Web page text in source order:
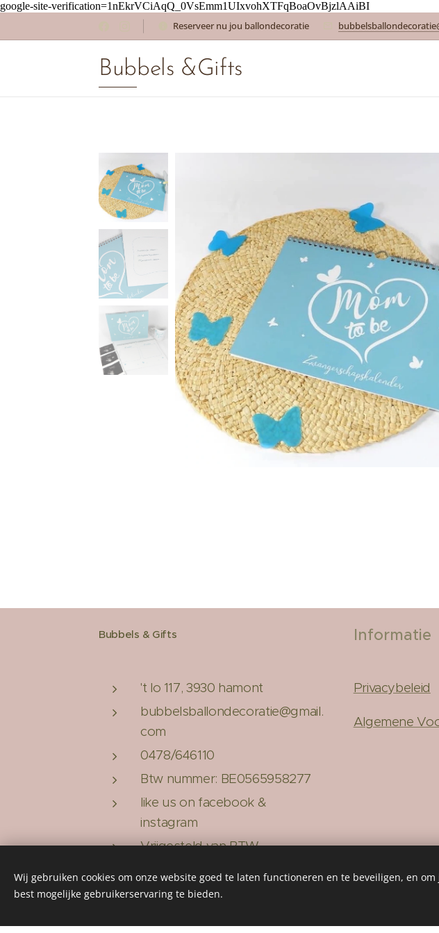
google-site-verification=1nEkrVCiAqQ_0VsEmm1UIxvohXTFqBoaOvBjzlAAiBI
Reserveer nu jou ballondecoratie
Bubbels &Gifts
Bubbels & Gifts
't lo 117, 3930 hamont
bubbelsballondecoratie@gmail.
com
0478/646110
Btw nummer: BE0565958277
like us on facebook &
instagram
Vrijgesteld van BTW
Informatie
Privacybeleid
Algemene
Wij gebruiken cookies om onze website goed te laten functioneren en te beveiligen, en om
best mogelijke gebruikerservaring te bieden.